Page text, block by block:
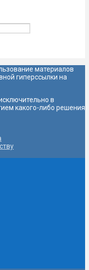
материалов
гиперссылки на
в
какого-либо решения